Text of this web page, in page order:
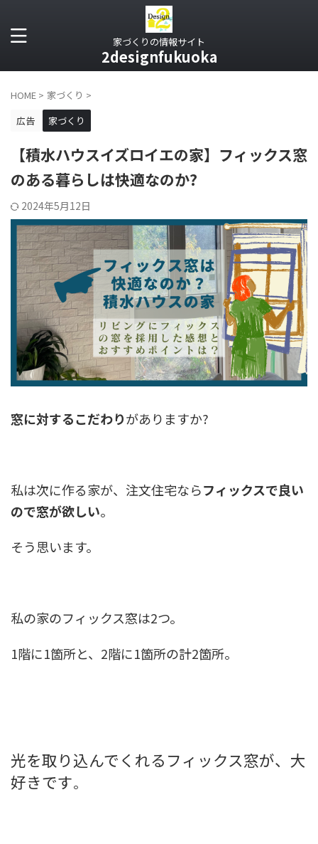
家づくりの情報サイト
2designfukuoka
HOME > 家づくり >
広告
家づくり
【積水ハウスイズロイエの家】フィックス窓
のある暮らしは快適なのか?
2024年5月12日
窓に対するこだわりがありますか?
私は次に作る家が、注文住宅ならフィックスで良い
ので窓が欲しい。
そう思います。
私の家のフィックス窓は2つ。
1階に1箇所と、2階に1箇所の計2箇所。
光を取り込んでくれるフィックス窓が、大
好きです。